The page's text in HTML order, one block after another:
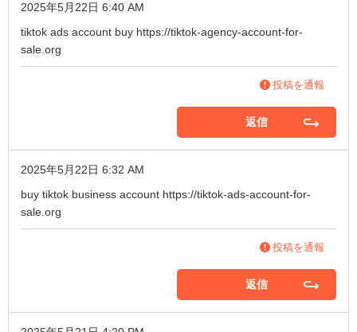
2025年5月22日 6:40 AM
tiktok ads account buy https://tiktok-agency-account-for-
sale.org
投稿を通報
返信
2025年5月22日 6:32 AM
buy tiktok business account https://tiktok-ads-account-for-
sale.org
投稿を通報
返信